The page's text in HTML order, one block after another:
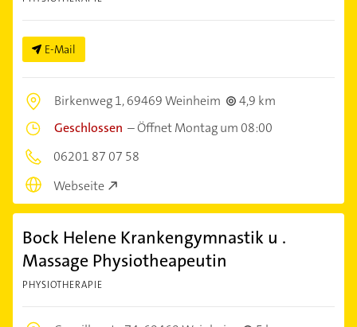
E-Mail
Birkenweg 1,69469 Weinheim
4,9 km
Geschlossen –Öffnet Montag um 08:00
06201 87 07 58
Webseite
Bock Helene Krankengymnastik u .
Massage Physiotheapeutin
PHYSIOTHERAPIE